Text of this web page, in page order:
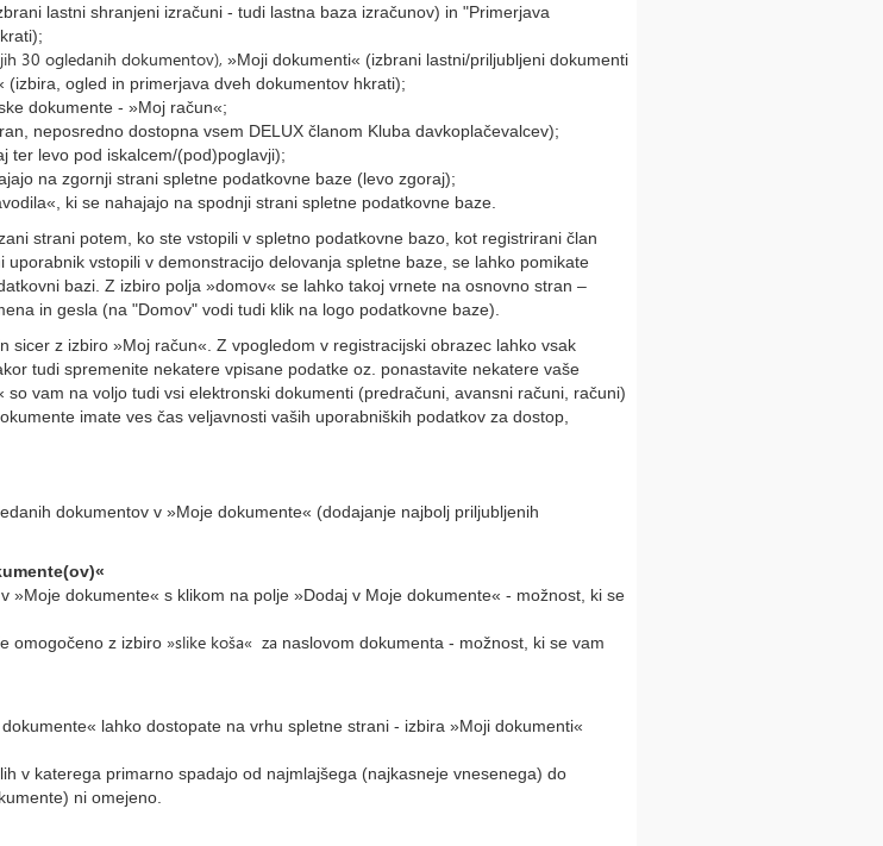
lastni shranjeni izračuni - tudi lastna baza izračunov) in "Primerjava
30 ogledanih dokumentov), »Moji dokumenti« (izbrani lastni/priljubljeni dokumenti
ogled in primerjava dveh dokumentov hkrati);
dokumente - »Moj račun«;
neposredno dostopna vsem DELUX članom Kluba davkoplačevalcev);
ter levo pod iskalcem/(pod)poglavji);
na zgornji strani spletne podatkovne baze (levo zgoraj);
ki se nahajajo na spodnji strani spletne podatkovne baze.
strani potem, ko ste vstopili v spletno podatkovne bazo, kot registrirani član
vstopili v demonstracijo delovanja spletne baze, se lahko pomikate
bazi. Z izbiro polja »domov« se lahko takoj vrnete na osnovno stran –
in gesla (na "Domov" vodi tudi klik na logo podatkovne baze).
sicer z izbiro »Moj račun«. Z vpogledom v registracijski obrazec lahko vsak
tudi spremenite nekatere vpisane podatke oz. ponastavite nekatere vaše
vam na voljo tudi vsi elektronski dokumenti (predračuni, avansni računi, računi)
imate ves čas veljavnosti vaših uporabniških podatkov za dostop,
dokumentov v »Moje dokumente« (dodajanje najbolj priljubljenih
dokumente« s klikom na polje »Dodaj v Moje dokumente« - možnost, ki se
omogočeno z izbiro »slike koša« za naslovom dokumenta - možnost, ki se vam
lahko dostopate na vrhu spletne strani - izbira »Moji dokumenti«
v katerega primarno spadajo od najmlajšega (najkasneje vnesenega) do
ni omejeno.